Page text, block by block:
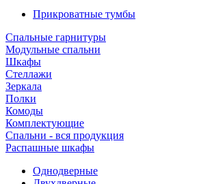
Прикроватные тумбы
Спальные гарнитуры
Модульные спальни
Шкафы
Стеллажи
Зеркала
Полки
Комоды
Комплектующие
Спальни - вся продукция
Распашные шкафы
Однодверные